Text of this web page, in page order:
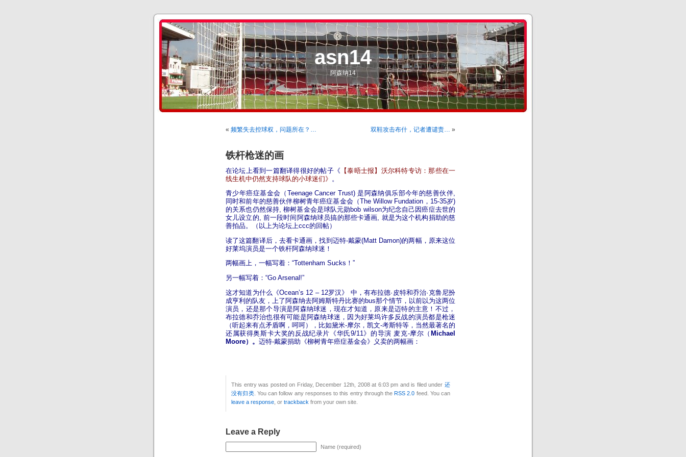
asn14
阿森纳14
« 频繁失去控球权，问题所在？… 双鞋攻击布什，记者遭谴责… »
铁杆枪迷的画
在论坛上看到一篇翻译得很好的帖子《 【泰晤士报】沃尔科特专访：那些在一
线生机中仍然支持球队的小球迷们》
。
青少年癌症基金会（Teenage Cancer Trust) 是阿森纳俱乐部今年的慈善伙伴,
同时和前年的慈善伙伴柳树青年癌症基金会（The Willow Fundation，15-35岁)
的关系也仍然保持, 柳树基金会是球队元勋bob wilson为纪念自己因癌症去世的
女儿设立的, 前一段时间阿森纳球员搞的那些卡通画, 就是为这个机构捐助的慈
善拍品。（以上为论坛上ccc的回帖）
读了这篇翻译后，去看卡通画，找到迈特-戴蒙(Matt Damon)的两幅，原来这位
好莱坞演员是一个铁杆阿森纳球迷！
两幅画上，一幅写着：“Tottenham Sucks！”
另一幅写着：“Go Arsenal!”
这才知道为什么《Ocean’s 12 – 12罗汉》 中，有布拉德·皮特和乔治·克鲁尼扮
成亨利的队友，上了阿森纳去阿姆斯特丹比赛的bus那个情节，以前以为这两位
演员，还是那个导演是阿森纳球迷，现在才知道，原来是迈特的主意！ 不过，
布拉德和乔治也很有可能是阿森纳球迷，因为好莱坞许多反战的演员都是枪迷
（听起来有点矛盾啊，呵呵），比如黛米-摩尔，凯文-考斯特等，当然最著名的
还属获得奥斯卡大奖的反战纪录片《华氏9/11》的导演 麦克-摩尔（ Michael
Moore）。 迈特-戴蒙捐助《柳树青年癌症基金会》义卖的两幅画：
This entry was posted on Friday, December 12th, 2008 at 6:03 pm and is filed under 还
没有归类. You can follow any responses to this entry through theRSS 2.0 feed. You can
leave a response , or trackback from your own site.
Leave a Reply
Name (required)